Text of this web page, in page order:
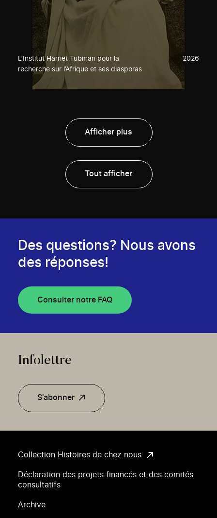
L’Institut Harriet Tubman pour la
recherche sur l’Afrique et ses diasporas
2026
Afficher plus
Tout afficher
Collection Histoires de chez nous
Déclaration des projets financés et des comités
consultatifs
Archive
Des questions? Nous avons
des réponses!
Consulter notre FAQ
Infolettre
S'abonner